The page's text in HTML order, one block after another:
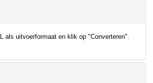
als uitvoerformaat en klik op "Converteren".